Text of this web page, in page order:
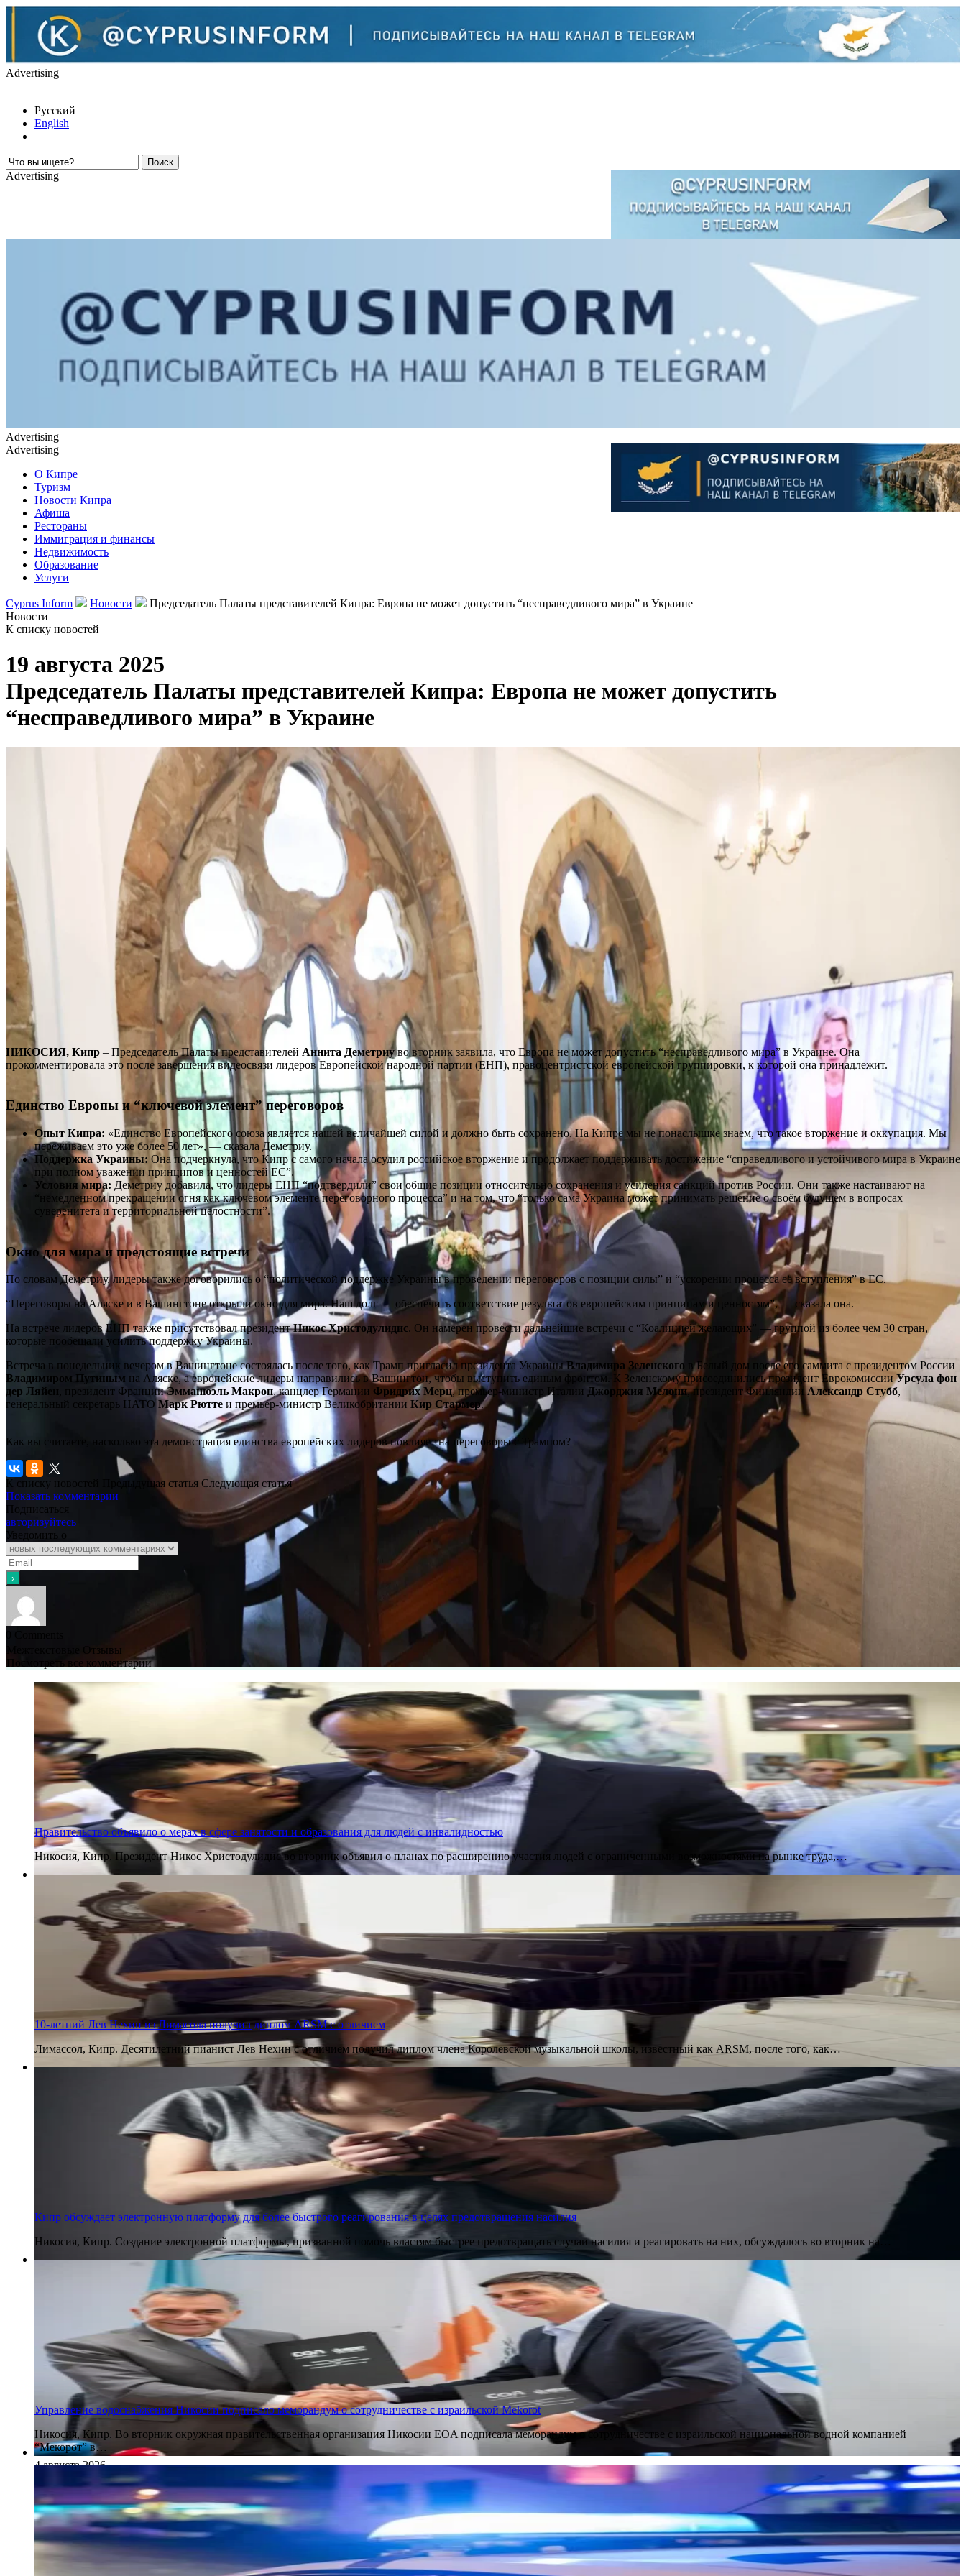
Advertising
Русский
English
Advertising
Advertising
Advertising
О Кипре
Туризм
Новости Кипра
Афиша
Рестораны
Иммиграция и финансы
Недвижимость
Образование
Услуги
Cyprus Inform Новости
Председатель Палаты представителей Кипра: Европа не может допустить “несправедливого мира” в Украине
Новости
К списку новостей
19 августа 2025
Председатель Палаты представителей Кипра: Европа не может допустить
“несправедливого мира” в Украине
НИКОСИЯ, Кипр – Председатель Палаты представителей Аннита Деметриуво вторник заявила, что Европа не может допустить “несправедливого мира” в Украине. Она
прокомментировала это после завершения видеосвязи лидеров Европейской народной партии (ЕНП), правоцентристской европейской группировки, к которой она принадлежит.
Единство Европы и “ключевой элемент” переговоров
Опыт Кипра: «Единство Европейского союза является нашей величайшей силой и должно быть сохранено. На Кипре мы не понаслышке знаем, что такое вторжение и оккупация. Мы
переживаем это уже более 50 лет», — сказала Деметриу.
Поддержка Украины: Она подчеркнула, что Кипр с самого начала осудил российское вторжение и продолжает поддерживать достижение “справедливого и устойчивого мира в Украине
при полном уважении принципов и ценностей ЕС”.
Условия мира: Деметриу добавила, что лидеры ЕНП “подтвердили” свои общие позиции относительно сохранения и усиления санкций против России. Они также настаивают на
“немедленном прекращении огня как ключевом элементе переговорного процесса” и на том, что “только сама Украина может принимать решение о своём будущем в вопросах
суверенитета и территориальной целостности”.
Окно для мира и предстоящие встречи
По словам Деметриу, лидеры также договорились о “политической поддержке Украины в проведении переговоров с позиции силы” и “ускорении процесса её вступления” в ЕС.
“Переговоры на Аляске и в Вашингтоне открыли окно для мира. Наш долг — обеспечить соответствие результатов европейским принципам и ценностям”, — сказала она.
На встрече лидеров ЕНП также присутствовал президентНикос Христодулидис. Он намерен провести дальнейшие встречи с “Коалицией желающих” — группой из более чем 30 стран,
которые пообещали усилить поддержку Украины.
Встреча в понедельник вечером в Вашингтоне состоялась после того, как Трамп пригласил президента УкраиныВладимира Зеленского в Белый дом после его саммита с президентом России
Владимиром Путиным на Аляске, а европейские лидеры направились в Вашингтон, чтобы выступить единым фронтом. К Зеленскому присоединились президент ЕврокомиссииУрсула фон
дер Ляйен , президент ФранцииЭмманюэль Макрон, канцлер Германии Фридрих Мерц, премьер-министр Италии Джорджия Мелони, президент ФинляндииАлександр Стубб,
генеральный секретарь НАТО Марк Рютте и премьер-министр Великобритании Кир Стармер.
Как вы считаете, насколько эта демонстрация единства европейских лидеров повлияет на переговоры с Трампом?
К списку новостей Предыдущая статья Следующая статья
Показать комментарии
Подписаться
авторизуйтесь
Уведомить о
Межтекстовые Отзывы
Посмотреть все комментарии
Правительство объявило о мерах в сфере занятости и образования для людей с инвалидностью
Никосия, Кипр. Президент Никос Христодулидис во вторник объявил о планах по расширению участия людей с ограниченными возможностями на рынке труда,…
10-летний Лев Нехин из Лимасола получил диплом ARSM с отличием
Лимассол, Кипр. Десятилетний пианист Лев Нехин с отличием получил диплом члена Королевской музыкальной школы, известный как ARSM, после того, как…
Кипр обсуждает электронную платформу для более быстрого реагирования в целях предотвращения насилия
Никосия, Кипр. Создание электронной платформы, призванной помочь властям быстрее предотвращать случаи насилия и реагировать на них, обсуждалось во вторник на…
4 августа 2026
Управление водоснабжения Никосии подписало меморандум о сотрудничестве с израильской Mekorot
Никосия, Кипр. Во вторник окружная правительственная организация Никосии EOA подписала меморандум о сотрудничестве с израильской национальной водной компанией
“Мекорот” в…